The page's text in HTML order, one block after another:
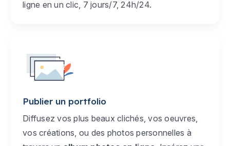
ligne en un clic, 7 jours/7, 24h/24.
Publier un portfolio
Diffusez vos plus beaux clichés, vos oeuvres,
vos créations, ou des photos personnelles à